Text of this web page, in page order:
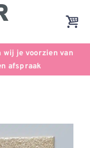
wij je voorzien van
afspraak